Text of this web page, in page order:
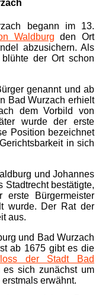
begann im 13.
Waldburg den Ort
abzusichern. Als
der Ort schon
genannt und ab
Bad Wurzach erhielt
dem Vorbild von
wurde der erste
Position bezeichnet
in sich
und Johannes
Stadtrecht bestätigte,
Bürgermeister
wurde. Der Rat der
aus.
und Bad Wurzach
ab 1675 gibt es die
der Stadt Bad
sich zunächst um
erwähnt.